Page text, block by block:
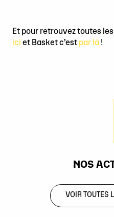
Et pour retrouvez toutes
ici et Basket c’est par là !
NOS
VOIR TOUTES